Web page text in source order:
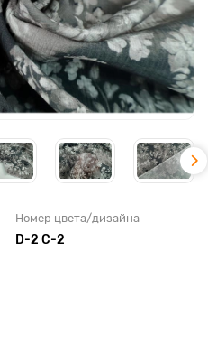
Номер цвета/дизайна
D-2 C-2